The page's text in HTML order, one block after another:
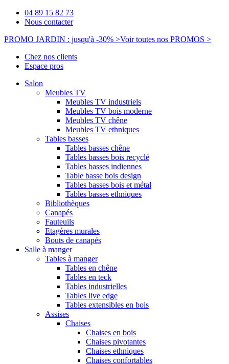
04 89 15 82 73
Nous contacter
PROMO JARDIN : jusqu'à -30% >Voir toutes nos PROMOS >
Chez nos clients
Espace pros
Salon
Meubles TV
Meubles TV industriels
Meubles TV bois moderne
Meubles TV chêne
Meubles TV ethniques
Tables basses
Tables basses chêne
Tables basses bois recyclé
Tables basses indiennes
Table basse bois design
Tables basses bois et métal
Tables basses ethniques
Bibliothèques
Canapés
Fauteuils
Etagères murales
Bouts de canapés
Salle à manger
Tables à manger
Tables en chêne
Tables en teck
Tables industrielles
Tables live edge
Tables extensibles en bois
Assises
Chaises
Chaises en bois
Chaises pivotantes
Chaises ethniques
Chaises confortables